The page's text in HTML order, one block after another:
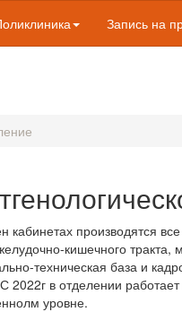
Запись на
кабинетах производятся
кишечного
техническая база и
2022г в отделении
уровне.